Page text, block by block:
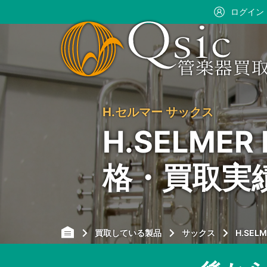
ログイン
H.セルマー サックス
格・買取実
買取している製品 サックス